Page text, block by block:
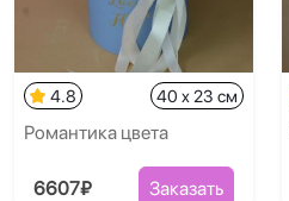
4.8 40 x 23 см
Романтика цвета
6607₽ Заказать